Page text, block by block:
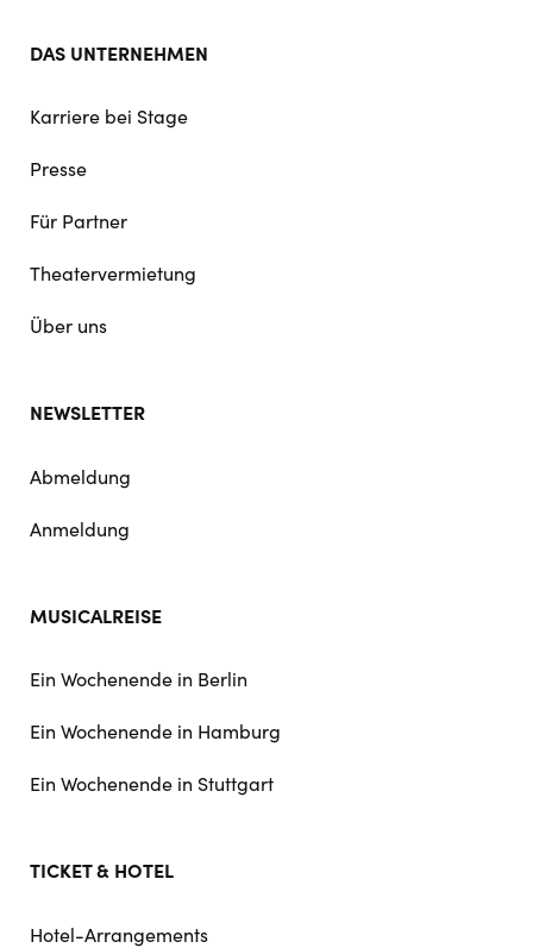
DAS UNTERNEHMEN
Karriere bei Stage
Presse
Für Partner
Theatervermietung
Über uns
NEWSLETTER
Abmeldung
Anmeldung
MUSICALREISE
Ein Wochenende in Berlin
Ein Wochenende in Hamburg
Ein Wochenende in Stuttgart
TICKET & HOTEL
Hotel-Arrangements